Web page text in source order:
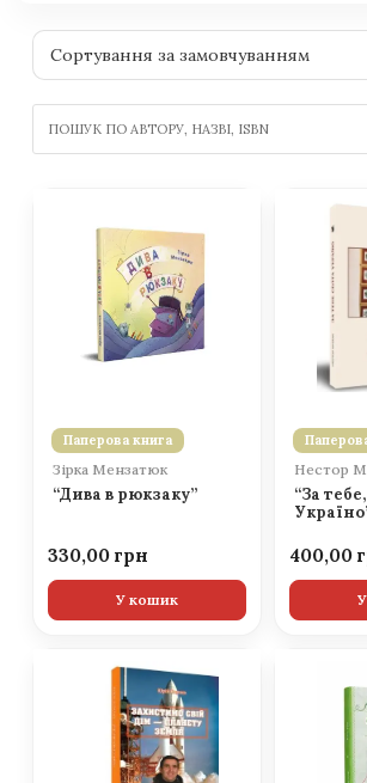
Паперова книга
Зірка Мензатюк
“Дива в рюкзаку”
330,00
У кошик
Нестор
“За
400,00